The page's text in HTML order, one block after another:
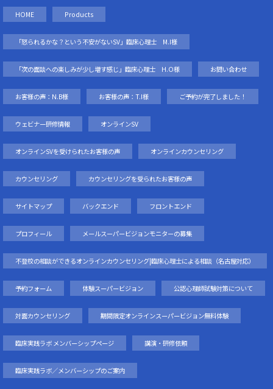
HOME Products
「怒られるかな？という不安がないSV」臨床心理士 M.I様
「次の面談への楽しみが少し増す感じ」臨床心理士 H.O様 お問い合わせ
お客様の声：N.B様 お客様の声：T.I様 ご予約が完了しました！
ウェビナー研修情報 オンラインSV
オンラインSVを受けられたお客様の声 オンラインカウンセリング
カウンセリング カウンセリングを受られたお客様の声
サイトマップ バックエンド フロントエンド
プロフィール メールスーパービジョンモニターの募集
不登校の相談ができるオンラインカウンセリング|臨床心理士による相談（名古屋対応）
予約フォーム 体験スーパービジョン 公認心理師試験対策について
対面カウンセリング 期間限定オンラインスーパービジョン無料体験
臨床実践ラボ メンバーシップページ 講演・研修依頼
臨床実践ラボ／メンバーシップのご案内